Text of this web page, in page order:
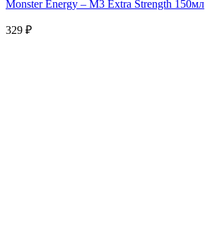
Monster Energy – M3 Extra Strength 150мл
329 ₽